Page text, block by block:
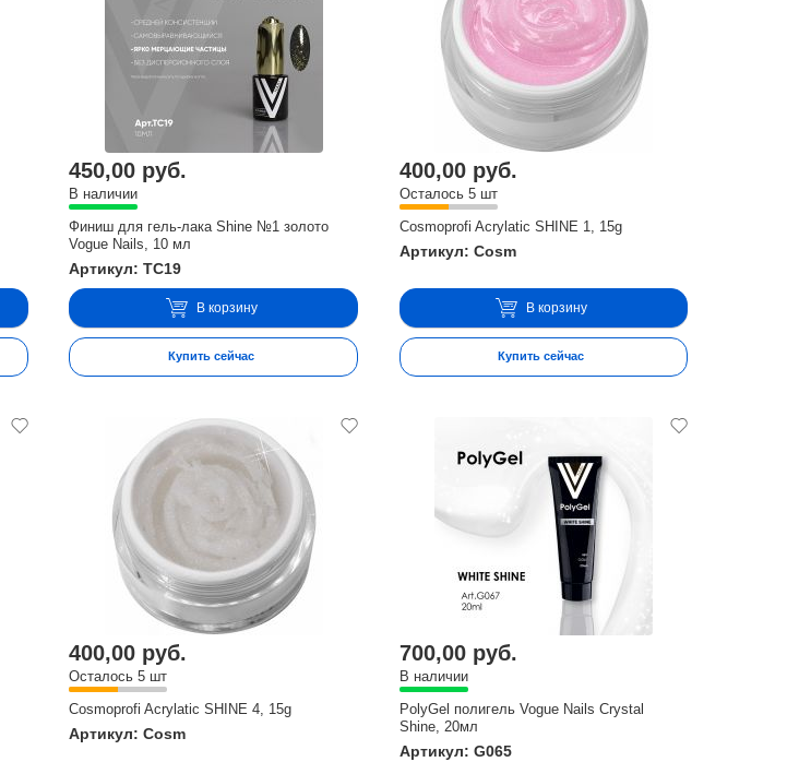
450,00 руб.
В наличии
Финиш для гель-лака Shine №1 золото
Vogue Nails, 10 мл
Артикул: TC19
В корзину
Купить сейчас
400,00 руб.
Осталось 5 шт
Cosmoprofi Acrylatic SHINE 1, 15g
Артикул: Cosm
В корзину
Купить сейчас
400,00 руб.
Осталось 5 шт
Cosmoprofi Acrylatic SHINE 4, 15g
Артикул: Cosm
700,00 руб.
В наличии
PolyGel полигель Vogue Nails Crystal
Shine, 20мл
Артикул: G065